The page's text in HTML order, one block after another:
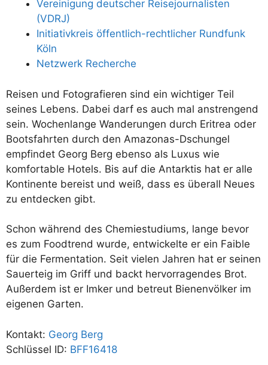
Vereinigung deutscher Reisejournalisten
(VDRJ)
Initiativkreis öffentlich-rechtlicher Rundfunk
Köln
Netzwerk Recherche
Reisen und Fotografieren sind ein wichtiger Teil
seines Lebens. Dabei darf es auch mal anstrengend
sein. Wochenlange Wanderungen durch Eritrea oder
Bootsfahrten durch den Amazonas-Dschungel
empfindet Georg Berg ebenso als Luxus wie
komfortable Hotels. Bis auf die Antarktis hat er alle
Kontinente bereist und weiß, dass es überall Neues
zu entdecken gibt.
Schon während des Chemiestudiums, lange bevor
es zum Foodtrend wurde, entwickelte er ein Faible
für die Fermentation. Seit vielen Jahren hat er seinen
Sauerteig im Griff und backt hervorragendes Brot.
Außerdem ist er Imker und betreut Bienenvölker im
eigenen Garten.
Kontakt: Georg Berg
Schlüssel ID: BFF16418